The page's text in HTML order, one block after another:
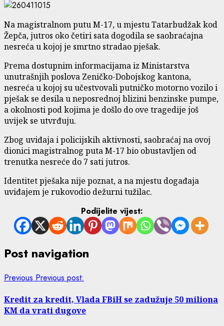
Na magistralnom putu M-17, u mjestu Tatarbudžak kod
Žepča, jutros oko četiri sata dogodila se saobraćajna
nesreća u kojoj je smrtno stradao pješak.
Prema dostupnim informacijama iz Ministarstva
unutrašnjih poslova Zeničko-Dobojskog kantona,
nesreća u kojoj su učestvovali putničko motorno vozilo i
pješak se desila u neposrednoj blizini benzinske pumpe,
a okolnosti pod kojima je došlo do ove tragedije još
uvijek se utvrđuju.
Zbog uviđaja i policijskih aktivnosti, saobraćaj na ovoj
dionici magistralnog puta M-17 bio obustavljen od
trenutka nesreće do 7 sati jutros.
Identitet pješaka nije poznat, a na mjestu događaja
uviđajem je rukovodio dežurni tužilac.
Podijelite vijest:
Post navigation
Previous Previous post:
Kredit za kredit, Vlada FBiH se zadužuje 50 miliona
KM da vrati dugove